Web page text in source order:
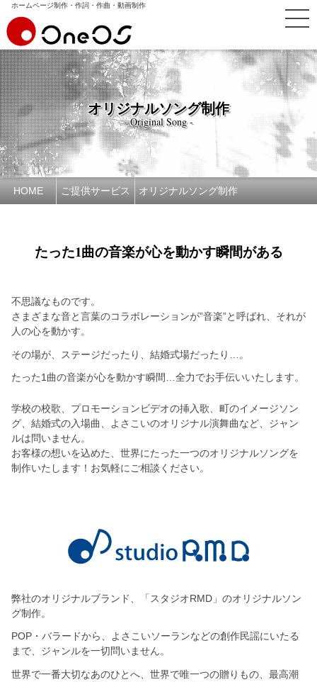
ホームページ制作・作詞・作曲・動画制作
オリジナルソング制作
- Original Song -
HOME ご提供サービス オリジナルソング制作
たった1曲の音楽が心を動かす瞬間がある
不思議なものです。
さまざまな音と言葉のコラボレーションが”音楽”と呼ばれ、それが
人の心を動かす。
その場が、ステージだったり、結婚式場だったり…。
たった1曲の音楽が心を動かす瞬間…全力でお手伝いいたします。
学校の校歌、プロモーションビデオの挿入歌、町のイメージソン
グ、結婚式の入場曲、よさこいのオリジナル演舞曲など、ジャン
ルは問いません。
お客様の想いを込めた、世界にたった一つのオリジナルソングを
制作いたします！お気軽にご相談ください。
弊社のオリジナルブランド、「スタジオRMD」のオリジナルソン
グ制作。
POP・バラードから、よさこいソーランなどの創作民謡にいたる
まで、ジャンルを一切問いません。
世界で一番大切なあのひとへ、世界で唯一つの贈りもの、最高潮